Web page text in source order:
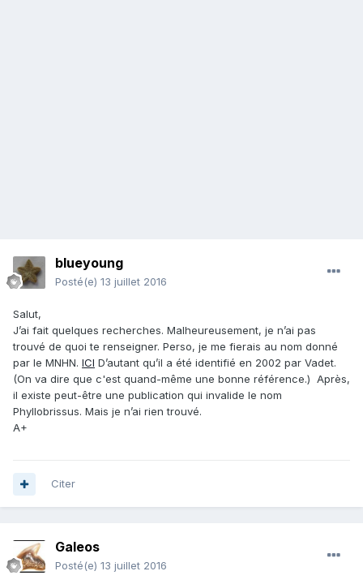
blueyoung
Posté(e) 13 juillet 2016
Salut,
J’ai fait quelques recherches. Malheureusement, je n’ai pas
trouvé de quoi te renseigner. Perso, je me fierais au nom donné
par le MNHN. ICI D’autant qu’il a été identifié en 2002 par Vadet.
(On va dire que c'est quand-même une bonne référence.) Après,
il existe peut-être une publication qui invalide le nom
Phyllobrissus. Mais je n’ai rien trouvé.
A+
Citer
Galeos
Posté(e) 13 juillet 2016